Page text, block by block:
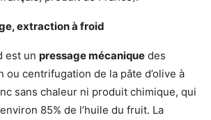
extraction à froid
est un pressage mécanique des
ou centrifugation de la pâte d’olive à
sans chaleur ni produit chimique, qui
85% de l’huile du fruit. La